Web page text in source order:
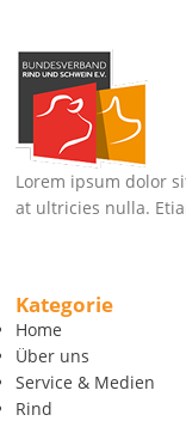
Lorem ipsum dolor
at ultricies nulla.
Kategorie
Home
Über uns
Service & Medien
Rind